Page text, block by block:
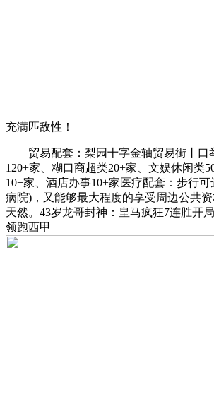
充满匹敌性！
贸易配套：梨园十字金轴贸易街丨口
120+家、糊口商超类20+家、文娱休闲类
10+家、酒店办事10+家医疗配套：步行
病院)，又能够最大程度的享受周边公共
天然。43岁龙哥封神：皇马疯狂7连胜开
领跑西甲